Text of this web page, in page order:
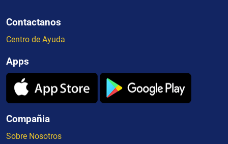
Contactanos
Centro de Ayuda
Apps
Compañia
Sobre Nosotros